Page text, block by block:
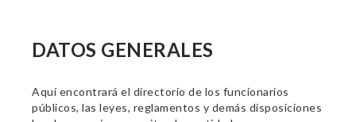
DATOS GENERALES
Aquí encontrará el directorio de los funcionarios
públicos, las leyes, reglamentos y demás disposiciones